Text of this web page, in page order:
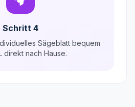
Schritt 4
Sägeblatt bequem
direkt nach Hause.